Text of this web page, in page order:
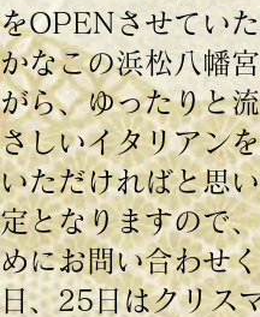
をOPENさせてい
かなこの浜松八幡
がら、ゆったりと
さしいイタリアン
いただければと思
定となりますので
めにお問い合わせ
日、25日はクリス